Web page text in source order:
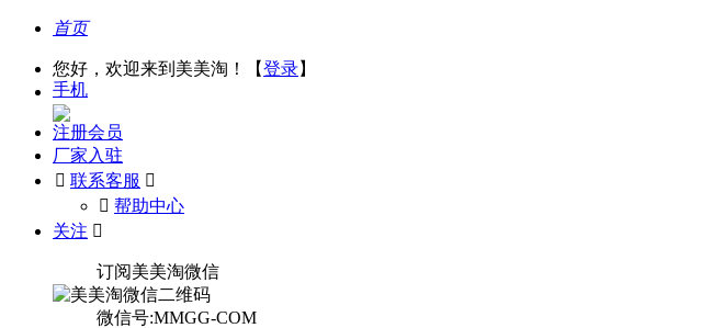
首页
您好，欢迎来到美美淘！【登录】
手机
注册会员
厂家入驻
 联系客服 
󰅃 帮助中心
关注 
订阅美美淘微信
微信号:MMGG-COM